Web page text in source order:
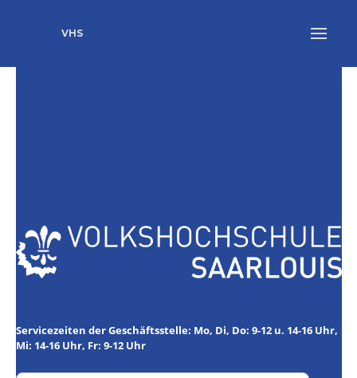
VHS
Servicezeiten der Geschäftsstelle: Mo, Di, Do: 9-12 u. 14-16 Uhr,
Mi: 14-16 Uhr, Fr: 9-12 Uhr